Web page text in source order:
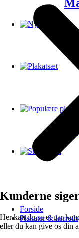
Forside
Plakater &
Kunderne siger
Her kan du se et par
eller du kan give os din